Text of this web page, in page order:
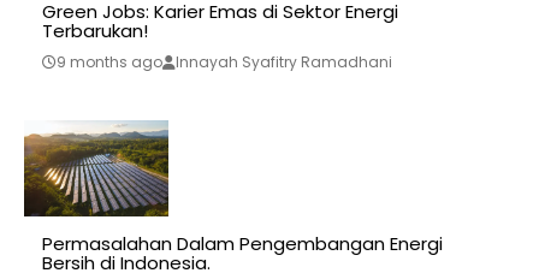
Green Jobs: Karier Emas di Sektor Energi
Terbarukan!
9 months ago Innayah Syafitry Ramadhani
Permasalahan Dalam Pengembangan Energi
Bersih di Indonesia.